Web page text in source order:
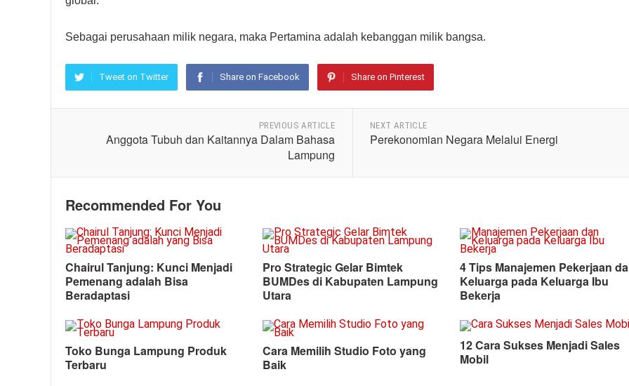
Sebagai perusahaan milik negara, maka Pertamina adalah kebanggan milik bangsa.
Tweet on Twitter Share on Facebook Share on Pinterest
PREVIOUS ARTICLE
Anggota Tubuh dan Kaitannya Dalam Bahasa
Lampung
NEXT ARTICLE
Perekonomian Negara Melalui Energi
Recommended For You
Chairul Tanjung: Kunci Menjadi
Pemenang adalah Bisa
Beradaptasi
Pro Strategic Gelar Bimtek
BUMDes di Kabupaten Lampung
Utara
4 Tips Manajemen Pekerjaan
Keluarga pada Keluarga Ibu
Bekerja
Toko Bunga Lampung Produk
Terbaru
Cara Memilih Studio Foto yang
Baik
12 Cara Sukses Menjadi Sales
Mobil